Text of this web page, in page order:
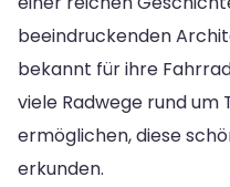
beeindruckenden
bekannt für ihre
viele Radwege rund um
ermöglichen, diese
erkunden.